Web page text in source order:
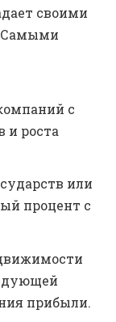
своими
Самыми
с
и роста
или
процент с
прибыли.